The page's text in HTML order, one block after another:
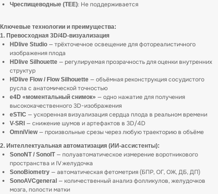
Чреспищеводные (TEE): Не поддерживается
Ключевые технологии и преимущества:
1. Превосходная 3D/4D-визуализация
HDlive Studio — трёхточечное освещение для фотореалистичного
изображения плода
HDlive Silhouette — регулируемая прозрачность для оценки внутренних
структур
HDlive Flow / Flow Silhouette — объёмная реконструкция сосудистого
русла с анатомической точностью
e4D «моментальный снимок» — одно нажатие для получения
высококачественного 3D-изображения
eSTIC — ускоренная визуализация сердца плода в реальном времени
V-SRI — снижение шумов и артефактов в 3D/4D
OmniView— произвольные срезы через любую траекторию в объёме
2. Интеллектуальная автоматизация (ИИ-ассистенты):
SonoNT / SonoIT— полуавтоматическое измерение воротникового
пространства и IV желудочка
SonoBiometry — автоматическая фетометрия (БПР, ОГ, ОЖ, ДБ, ДП)
SonoAVCgeneral — количественный анализ фолликулов, желудочков
мозга, полости матки